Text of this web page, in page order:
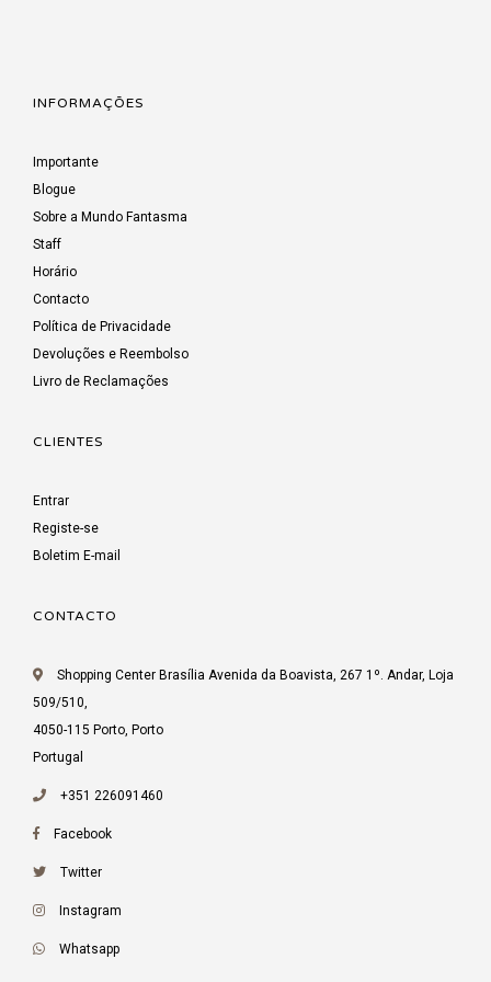
INFORMAÇÕES
Importante
Blogue
Sobre a Mundo Fantasma
Staff
Horário
Contacto
Política de Privacidade
Devoluções e Reembolso
Livro de Reclamações
CLIENTES
Entrar
Registe-se
Boletim E-mail
CONTACTO
Shopping Center Brasília Avenida da Boavista, 267 1º. Andar, Loja
509/510,
4050-115 Porto, Porto
Portugal
+351 226091460
Facebook
Twitter
Instagram
Whatsapp